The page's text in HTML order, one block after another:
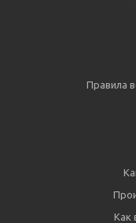
Правила
Как